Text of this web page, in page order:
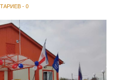
- 0